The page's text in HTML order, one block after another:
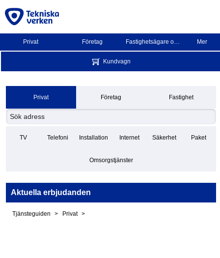
Privat Företag Fastighetsägare och BRF Mer
Kundvagn
Privat Företag Fastighet
TV Telefoni Installation Internet Säkerhet Paket
Omsorgstjänster
Aktuella erbjudanden
Tjänsteguiden Privat